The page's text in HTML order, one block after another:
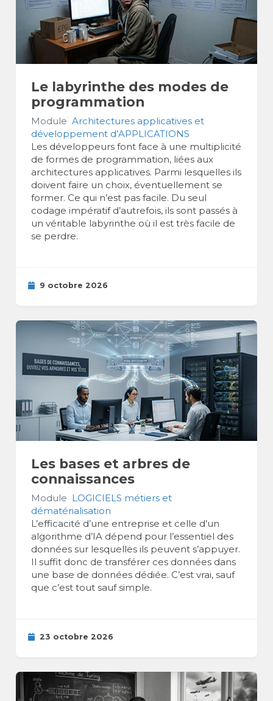
Le labyrinthe des modes de
programmation
Module Architectures applicatives et
développement d’APPLICATIONS
Les développeurs font face à une multiplicité
de formes de programmation, liées aux
architectures applicatives. Parmi lesquelles ils
doivent faire un choix, éventuellement se
former. Ce qui n’est pas facile. Du seul
codage impératif d’autrefois, ils sont passés à
un véritable labyrinthe où il est très facile de
se perdre.
9 octobre 2026
Les bases et arbres de
connaissances
Module LOGICIELS métiers et
dématérialisation
L’efficacité d’une entreprise et celle d’un
algorithme d’IA dépend pour l’essentiel des
données sur lesquelles ils peuvent s’appuyer.
Il suffit donc de transférer ces données dans
une base de données dédiée. C’est vrai, sauf
que c’est tout sauf simple.
23 octobre 2026